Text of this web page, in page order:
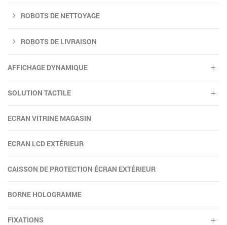
ROBOTS DE NETTOYAGE
ROBOTS DE LIVRAISON
AFFICHAGE DYNAMIQUE
SOLUTION TACTILE
ECRAN VITRINE MAGASIN
ECRAN LCD EXTÉRIEUR
CAISSON DE PROTECTION ÉCRAN EXTÉRIEUR
BORNE HOLOGRAMME
FIXATIONS